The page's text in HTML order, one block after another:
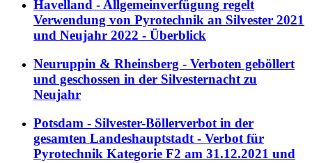
Havelland - Allgemeinverfügung regelt
Verwendung von Pyrotechnik an Silvester 2021
und Neujahr 2022 - Überblick
Neuruppin & Rheinsberg - Verboten geböllert
und geschossen in der Silvesternacht zu
Neujahr
Potsdam - Silvester-Böllerverbot in der
gesamten Landeshauptstadt - Verbot für
Pyrotechnik Kategorie F2 am 31.12.2021 und